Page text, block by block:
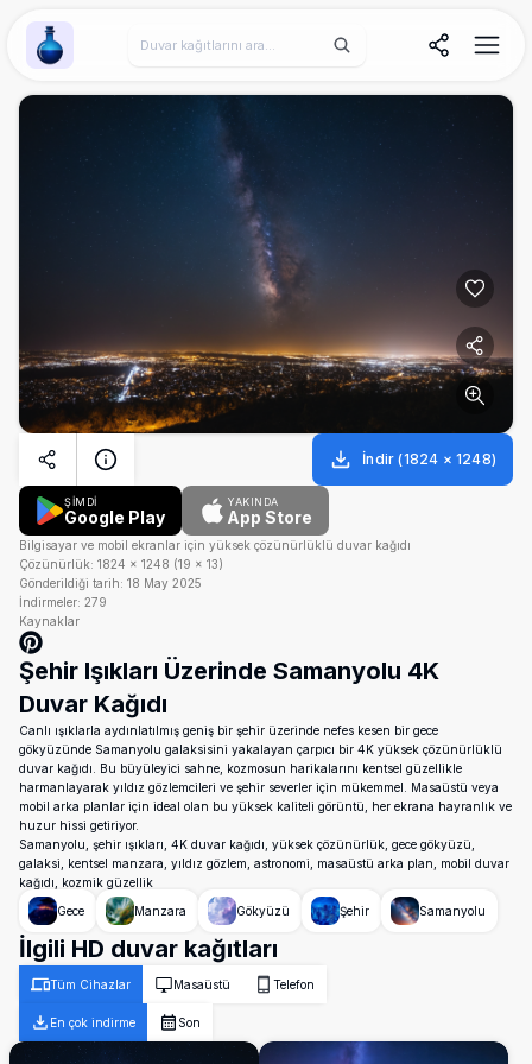
Wallpaper Alchemy
İndir (1824 × 1248)
ŞİMDİ
Google Play
YAKINDA
App Store
Bilgisayar ve mobil ekranlar için yüksek çözünürlüklü duvar kağıdı
Çözünürlük: 1824 × 1248 (19 × 13)
Gönderildiği tarih: 18 May 2025
İndirmeler: 279
Kaynaklar
Şehir Işıkları Üzerinde Samanyolu 4K
Duvar Kağıdı
Canlı ışıklarla aydınlatılmış geniş bir şehir üzerinde nefes kesen bir gece
gökyüzünde Samanyolu galaksisini yakalayan çarpıcı bir 4K yüksek çözünürlüklü
duvar kağıdı. Bu büyüleyici sahne, kozmosun harikalarını kentsel güzellikle
harmanlayarak yıldız gözlemcileri ve şehir severler için mükemmel. Masaüstü veya
mobil arka planlar için ideal olan bu yüksek kaliteli görüntü, her ekrana hayranlık ve
huzur hissi getiriyor.
Samanyolu, şehir ışıkları, 4K duvar kağıdı, yüksek çözünürlük, gece gökyüzü,
galaksi, kentsel manzara, yıldız gözlem, astronomi, masaüstü arka plan, mobil duvar
kağıdı, kozmik güzellik
Gece
Manzara Gökyüzü Şehir Samanyolu
İlgili HD duvar kağıtları
Tüm Cihazlar Masaüstü Telefon
En çok indirme Son